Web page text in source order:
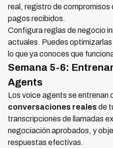
real, registro de compromisos
pagos recibidos.
Configura reglas de negocio
actuales. Puedes
lo que ya conoces que
Semana 5-6:
Agents
Los voice agents se entrenan
conversaciones realesde
transcripciones de llamadas
negociación aprobados, y
respuestas efectivas.